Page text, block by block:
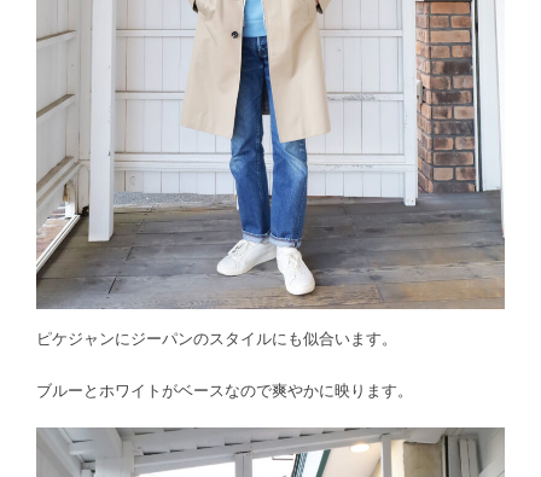
ピケジャンにジーパンのスタイルにも似合います。
ブルーとホワイトがベースなので爽やかに映ります。